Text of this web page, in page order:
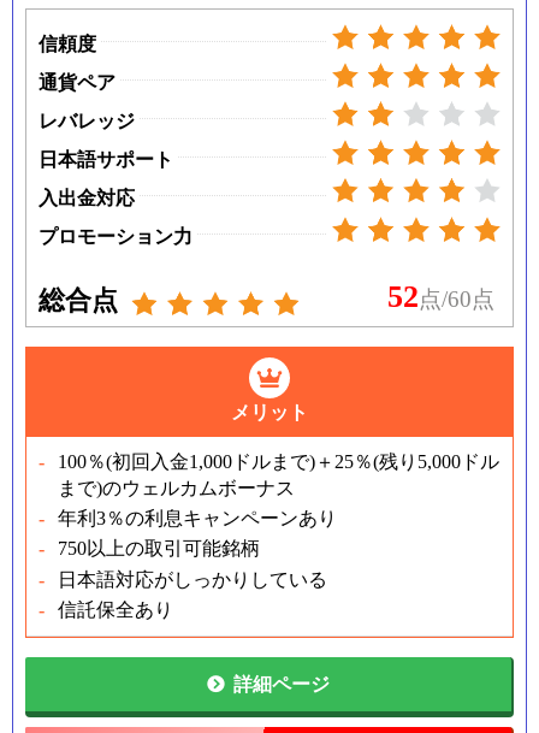
信頼度
通貨ペア
レバレッジ
日本語サポート
入出金対応
プロモーション力
総合点 52点/60点
メリット
100％(初回入金1,000 ドルまで)＋ 25％(残り 5,000 ドル
まで)のウェルカムボーナス
年利3％の利息キャンペーンあり
750以上の取引可能銘柄
日本語対応がしっかりしている
信託保全あり
詳細ページ